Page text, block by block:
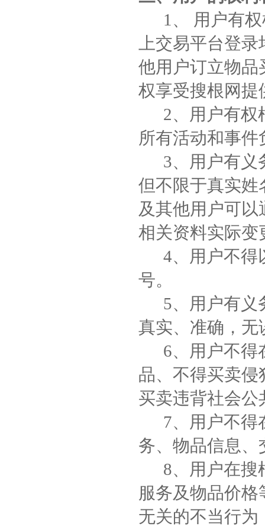
1、 用户有权
上交易平台登
他用户订立物品
权享受搜根网提
2、用户有权
所有活动和事
3、用户有义
但不限于真实姓
及其他用户可
相关资料实际变
4、用户不得
号。
5、用户有义
真实、准确，无
6、用户不得
品、不得买卖
买卖违背社会
7、用户不得
务、物品信息
8、用户在搜
服务及物品价
无关的不当行